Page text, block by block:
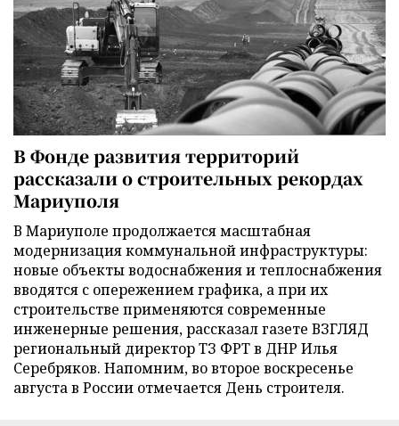
В Фонде развития территорий
рассказали о строительных рекордах
Мариуполя
В Мариуполе продолжается масштабная
модернизация коммунальной инфраструктуры:
новые объекты водоснабжения и теплоснабжения
вводятся с опережением графика, а при их
строительстве применяются современные
инженерные решения, рассказал газете ВЗГЛЯД
региональный директор ТЗ ФРТ в ДНР Илья
Серебряков. Напомним, во второе воскресенье
августа в России отмечается День строителя.